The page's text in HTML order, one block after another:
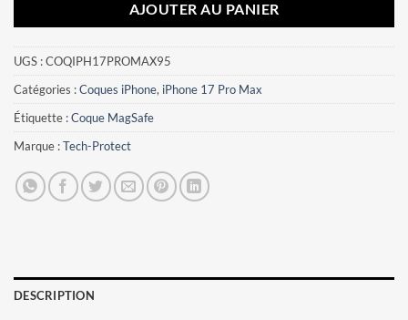
AJOUTER AU PANIER
UGS :COQIPH17PROMAX95
Catégories :Coques iPhone, iPhone 17 Pro Max
Étiquette :Coque MagSafe
Marque :Tech-Protect
DESCRIPTION